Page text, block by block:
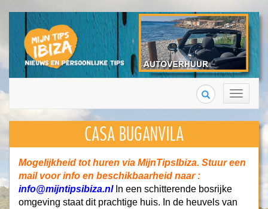
Toggle
navigation
Search
CASA BUGANVILA
Mogelijkheid tot huren via MijnTipsIbiza. Stuur een
mail voor info en beschikbaarheid naar :
info@mijntipsibiza.nlIn een schitterende bosrijke
omgeving staat dit prachtige huis. In de heuvels van